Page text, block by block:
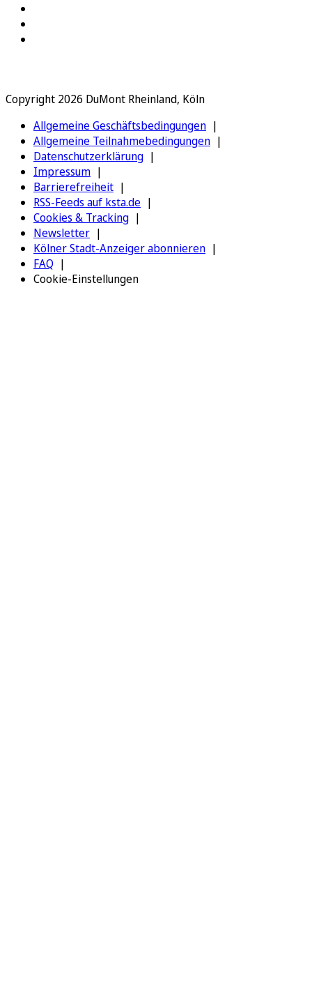
Copyright 2026 DuMont Rheinland, Köln
Allgemeine Geschäftsbedingungen
Allgemeine Teilnahmebedingungen
Datenschutzerklärung
Impressum
Barrierefreiheit
RSS-Feeds auf ksta.de
Cookies & Tracking
Newsletter
Kölner Stadt-Anzeiger abonnieren
FAQ
Cookie-Einstellungen